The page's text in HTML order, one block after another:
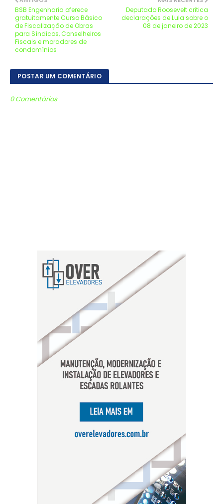
Deputado Roosevelt critica
declarações de Lula sobre o
08 de janeiro de 2023
BSB Engenharia oferece
gratuitamente Curso Básico
de Fiscalização de Obras
para Síndicos, Conselheiros
Fiscais e moradores de
condomínios
POSTAR UM COMENTÁRIO
0 Comentários